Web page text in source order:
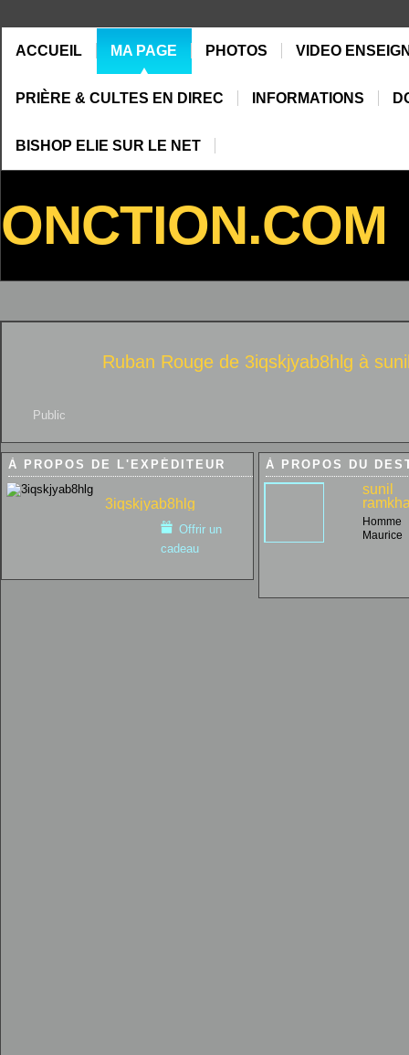
ACCUEIL MA PAGE PHOTOS VIDEO
PRIÈRE & CULTES EN DIREC INFORMATIONS
BISHOP ELIE SUR LE NET
ONCTION.COM
Public
Ruban Rouge de 3iqskjyab8hlg à
À PROPOS DE L'EXPÉDITEUR
3iqskjyab8hlg
Offrir un
cadeau
À PROPOS DU
sunil
Homme
Maurice